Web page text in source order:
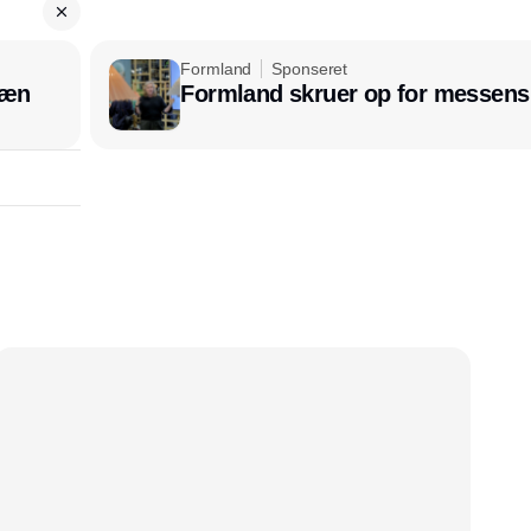
Formland Sponseret
Formland skruer op for